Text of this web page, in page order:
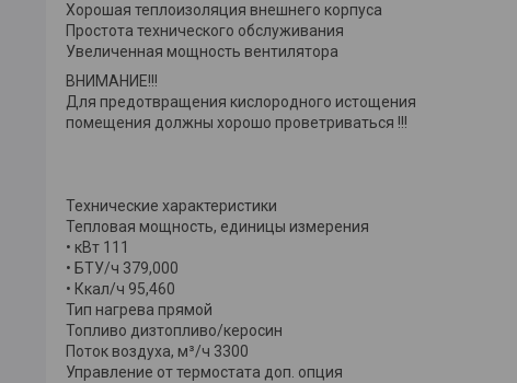
Хорошая теплоизоляция внешнего корпуса
Простота технического обслуживания
Увеличенная мощность вентилятора
ВНИМАНИЕ!!!
Для предотвращения кислородного истощения
помещения должны хорошо проветриваться !!!
Технические характеристики
Тепловая мощность, единицы измерения
• кВт 111
• БТУ/ч 379,000
• Ккал/ч 95,460
Тип нагрева прямой
Топливо дизтопливо/керосин
Поток воздуха, м³/ч 3300
Управление от термостата доп. опция